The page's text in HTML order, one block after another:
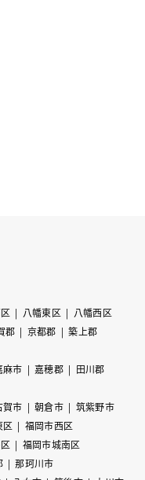
八幡東区
八幡西区
郡 京都郡
築上郡
麻市 嘉穂郡
田川郡
賀市 朝倉市
筑紫野市
区
福岡市西区
福岡市城南区
那珂川市